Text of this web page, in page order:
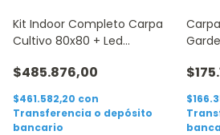
Kit Indoor Completo Carpa
Cultivo 80x80 + Led
$485.876,00
$461.582,20 con
Transferencia o depósito
bancario